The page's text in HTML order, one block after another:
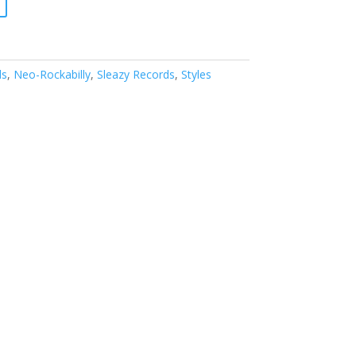
, Neo-Rockabilly, Sleazy Records, Styles